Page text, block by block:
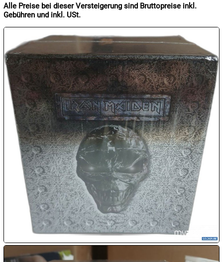
07.08:
07.08:

08.08:
1€
Megaabverkauf
08.08:
08.08:
Alle Preise bei dieser Versteigerung sind Bruttopreise inkl.
Gebühren und inkl. USt.